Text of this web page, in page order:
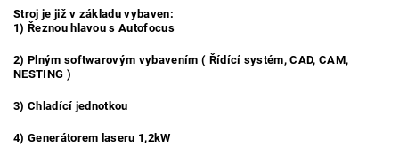
Stroj je již v základu vybaven:
1) Řeznou hlavou s Autofocus
2) Plným softwarovým vybavením ( Řídící systém, CAD, CAM,
NESTING )
3) Chladící jednotkou
4) Generátorem laseru 1,2kW